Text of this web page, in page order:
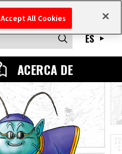
ACERCA DE
ES
Accept All Cookies